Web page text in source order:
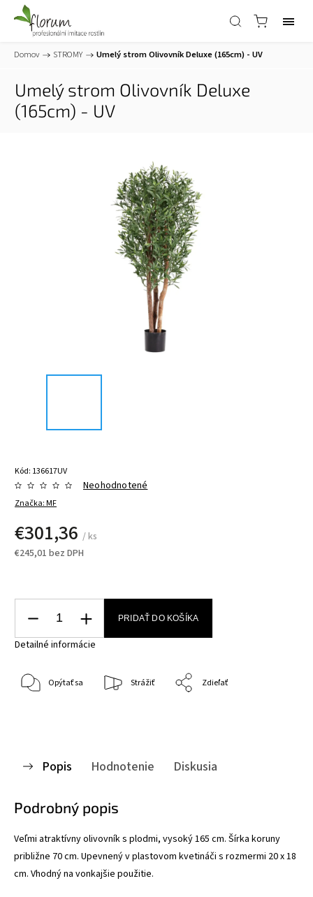
Domov / STROMY / Umelý strom Olivovník Deluxe (165cm) - UV
Umelý strom Olivovník Deluxe
(165cm) - UV
Kód: 136617UV
Značka:MF
Neohodnotené
€301,36 / ks
€245,01 bez DPH
PRIDAŤ DO KOŠÍKA
Detailné informácie
Opýtať sa Strážiť Zdieľať
Popis Hodnotenie Diskusia
Podrobný popis
Veľmi atraktívny olivovník s plodmi, vysoký 165 cm. Šírka koruny
približne 70 cm. Upevnený v plastovom kvetináči s rozmermi 20 x 18
cm. Vhodný na vonkajšie použitie.